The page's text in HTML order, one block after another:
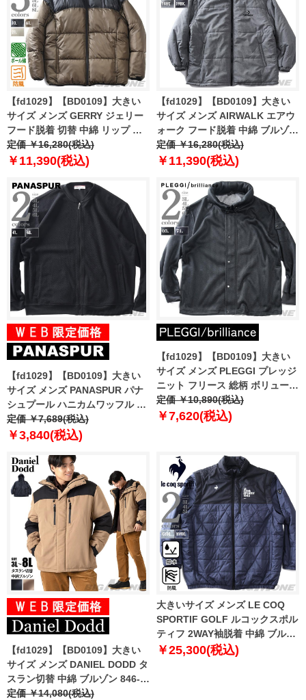
【fd1029】【BD0109】大きい
サイズ メンズ GERRY ジェリー
フード脱着 切替 中綿 リップ ブ
ルゾン 防風 gry-54757az
定価 ￥16,280(税込)
￥11,390(税込)
【fd1029】【BD0109】大きい
サイズ メンズ AIRWALK エアウ
ォーク フード脱着 中綿 ブルゾン
awm53102az
定価 ￥16,280(税込)
￥11,390(税込)
【fd1029】【BD0109】大きい
サイズ メンズ PANASPUR パナ
シュプール ハニカムワッフル 裏
起毛 リブ ブルゾン 5401-648z
定価 ￥7,689(税込)
￥3,840(税込)
【fd1029】【BD0109】大きい
サイズ メンズ PLEGGI プレッジ
ニット フリース 総柄 ボリューム
ネック ブルゾン 65-88229-2
定価 ￥10,890(税込)
￥7,620(税込)
【fd1029】【BD0109】大きい
サイズ メンズ DANIEL DODD タ
スラン切替 中綿 ブルゾン 846-b-
250502 【t2502】
定価 ￥14,080(税込)
大きいサイズ メンズ LE COQ
SPORTIF GOLF ルコックスポル
ティフ 2WAY袖脱着 中綿 ブルゾ
ン 防風 保温 撥水 ゴルフウェア
￥25,300(税込)